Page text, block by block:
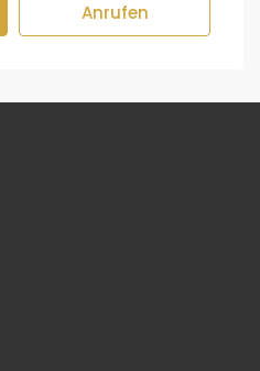
Anrufen